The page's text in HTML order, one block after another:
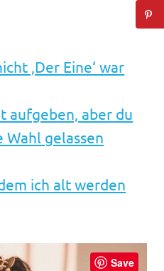
‚Der Eine‘ war
aufgeben, aber du
Wahl gelassen
ich alt werden
Save